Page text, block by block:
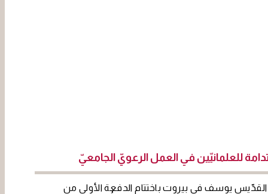
للعلمانيّين في العمل الرعويّ الجامعيّ
القدّيس يوسف في بيروت باختتام الدفعة الأولى من